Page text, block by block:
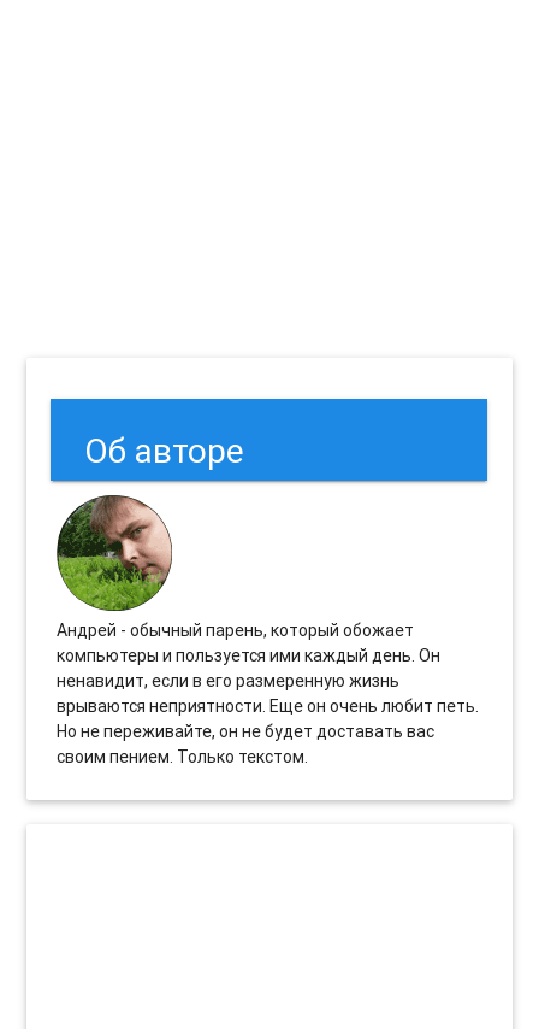
Об авторе
Андрей - обычный парень, который обожает
компьютеры и пользуется ими каждый день. Он
ненавидит, если в его размеренную жизнь
врываются неприятности. Еще он очень любит петь.
Но не переживайте, он не будет доставать вас
своим пением. Только текстом.